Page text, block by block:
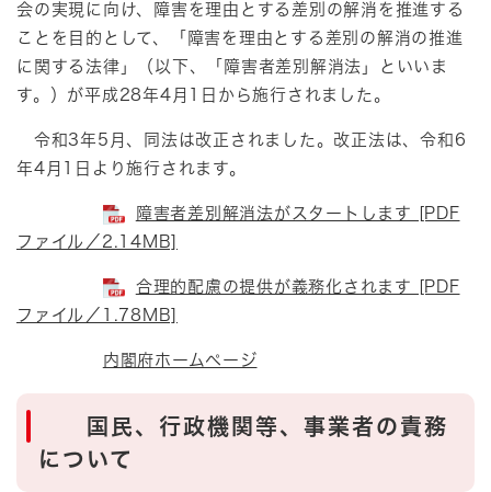
会の実現に向け、障害を理由とする差別の解消を推進する
ことを目的として、「障害を理由とする差別の解消の推進
に関する法律」（以下、「障害者差別解消法」といいま
す。）が平成28年4月1日から施行されました。
令和3年5月、同法は改正されました。改正法は、令和6
年4月1日より施行されます。
障害者差別解消法がスタートします [PDF
ファイル／2.14MB]
合理的配慮の提供が義務化されます [PDF
ファイル／1.78MB]
内閣府ホームページ
国民、行政機関等、事業者の責務
について